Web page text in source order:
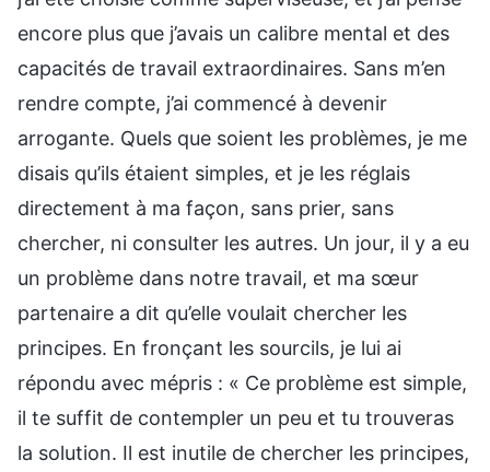
encore plus que j’avais un calibre mental et des
capacités de travail extraordinaires. Sans m’en
rendre compte, j’ai commencé à devenir
arrogante. Quels que soient les problèmes, je me
disais qu’ils étaient simples, et je les réglais
directement à ma façon, sans prier, sans
chercher, ni consulter les autres. Un jour, il y a eu
un problème dans notre travail, et ma sœur
partenaire a dit qu’elle voulait chercher les
principes. En fronçant les sourcils, je lui ai
répondu avec mépris : « Ce problème est simple,
il te suffit de contempler un peu et tu trouveras
la solution. Il est inutile de chercher les principes,